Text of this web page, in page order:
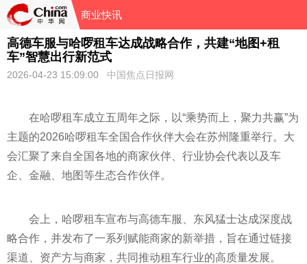
商业快讯
高德车服与哈啰租车达成战略合作，共建“地图+租
车”智慧出行新范式
2026-04-23 15:09:00 中国焦点日报网
在哈啰租车成立五周年之际，以“乘势而上，聚力共赢”为
主题的2026哈啰租车全国合作伙伴大会在苏州隆重举行。大
会汇聚了来自全国各地的商家伙伴、行业协会代表以及车
企、金融、地图等生态合作伙伴。
会上，哈啰租车宣布与高德车服、东风猛士达成深度战
略合作，并发布了一系列赋能商家的新举措，旨在通过链接
渠道、资产方与商家，共同推动租车行业的高质量发展。